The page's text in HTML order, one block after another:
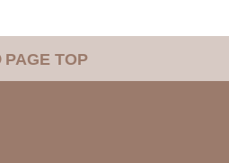
PAGE TOP